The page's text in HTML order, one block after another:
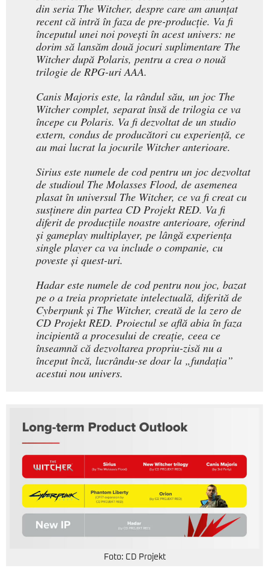
din seria The Witcher, despre care am anunțat
recent că intră în faza de pre-producție. Va fi
începutul unei noi povești în acest univers: ne
dorim să lansăm două jocuri suplimentare The
Witcher după Polaris, pentru a crea o nouă
trilogie de RPG-uri AAA.
Canis Majoris este, la rândul său, un joc The
Witcher complet, separat însă de trilogia ce va
începe cu Polaris. Va fi dezvoltat de un studio
extern, condus de producători cu experiență, ce
au mai lucrat la jocurile Witcher anterioare.
Sirius este numele de cod pentru un joc dezvoltat
de studioul The Molasses Flood, de asemenea
plasat în universul The Witcher, ce va fi creat cu
susținere din partea CD Projekt RED. Va fi
diferit de producțiile noastre anterioare, oferind
și gameplay multiplayer, pe lângă experiența
single player ca va include o companie, cu
poveste și quest-uri.
Hadar este numele de cod pentru nou joc, bazat
pe o a treia proprietate intelectuală, diferită de
Cyberpunk și The Witcher, creată de la zero de
CD Projekt RED. Proiectul se află abia în faza
incipientă a procesului de creație, ceea ce
înseamnă că dezvoltarea propriu-zisă nu a
început încă, lucrându-se doar la „fundația”
acestui nou univers.
Foto: CD Projekt